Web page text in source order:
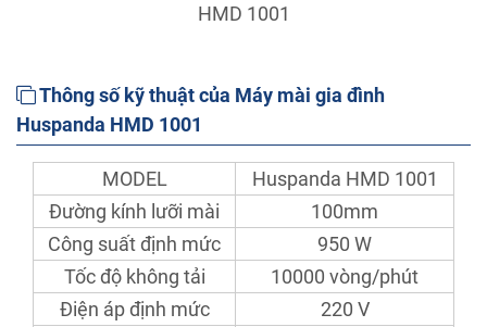
HMD 1001
Thông số kỹ thuật của Máy mài gia đình
Huspanda HMD 1001
MODEL
Huspanda HMD 1001
Đường kính lưỡi mài
100mm
Công suất định mức
950 W
Tốc độ không tải
10000 vòng/phút
Điện áp định mức
220 V